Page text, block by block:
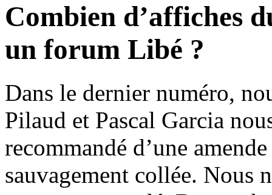
Combien d’affiches
un forum Libé ?
Dans le dernier numéro,
Pilaud et Pascal Garcia
recommandé d’une
sauvagement collée. Nous